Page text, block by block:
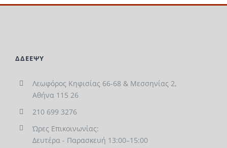
ΔΔΕΕΨΥ
Λεωφόρος Κηφισίας 66-68 & Μεσσηνίας 2,
Αθήνα 115 26
210 699 3276
Ώρες Επικοινωνίας:
Δευτέρα - Παρασκευή 13:00–15:00